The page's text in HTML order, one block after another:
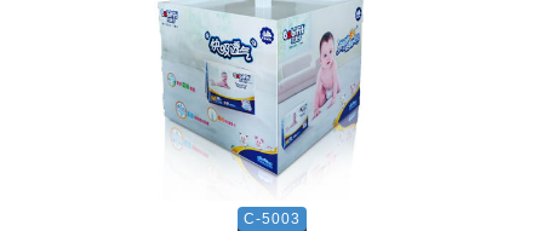
C-5003